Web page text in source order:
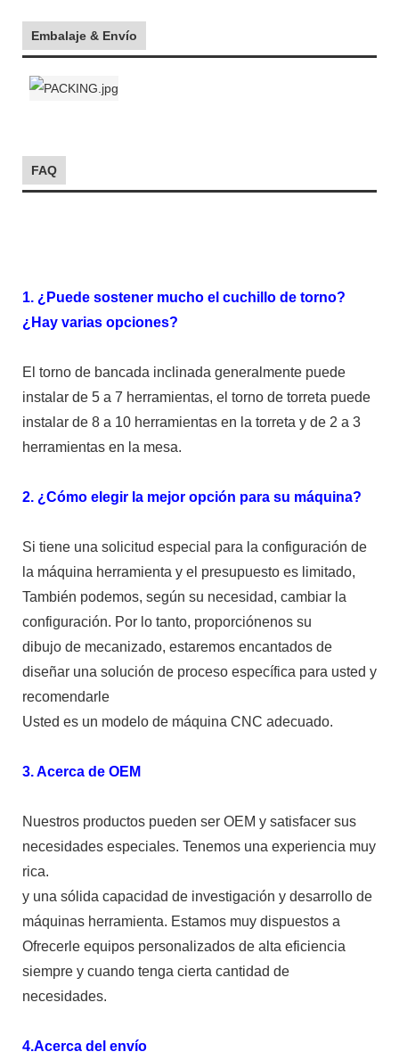
Embalaje & Envío
FAQ
1. ¿Puede sostener mucho el cuchillo de torno?
¿Hay varias opciones?
El torno de bancada inclinada generalmente puede
instalar de 5 a 7 herramientas, el torno de torreta puede
instalar de 8 a 10 herramientas en la torreta y de 2 a 3
herramientas en la mesa.
2. ¿Cómo elegir la mejor opción para su máquina?
Si tiene una solicitud especial para la configuración de
la máquina herramienta y el presupuesto es limitado,
También podemos, según su necesidad, cambiar la
configuración. Por lo tanto, proporciónenos su
dibujo de mecanizado, estaremos encantados de
diseñar una solución de proceso específica para usted y
recomendarle
Usted es un modelo de máquina CNC adecuado.
3. Acerca de OEM
Nuestros productos pueden ser OEM y satisfacer sus
necesidades especiales. Tenemos una experiencia muy
rica.
y una sólida capacidad de investigación y desarrollo de
máquinas herramienta. Estamos muy dispuestos a
Ofrecerle equipos personalizados de alta eficiencia
siempre y cuando tenga cierta cantidad de
necesidades.
4.Acerca del envío